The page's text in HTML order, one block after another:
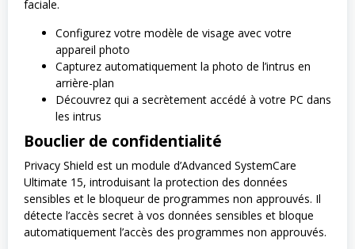
faciale.
Configurez votre modèle de visage avec votre
appareil photo
Capturez automatiquement la photo de l’intrus en
arrière-plan
Découvrez qui a secrètement accédé à votre PC dans
les intrus
Bouclier de confidentialité
Privacy Shield est un module d’Advanced SystemCare
Ultimate 15, introduisant la protection des données
sensibles et le bloqueur de programmes non approuvés. Il
détecte l’accès secret à vos données sensibles et bloque
automatiquement l’accès des programmes non approuvés.